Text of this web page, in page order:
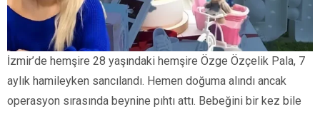
İzmir’de hemşire 28 yaşındaki hemşire Özge Özçelik Pala, 7
aylık hamileyken sancılandı. Hemen doğuma alındı ancak
operasyon sırasında beynine pıhtı attı. Bebeğini bir kez bile